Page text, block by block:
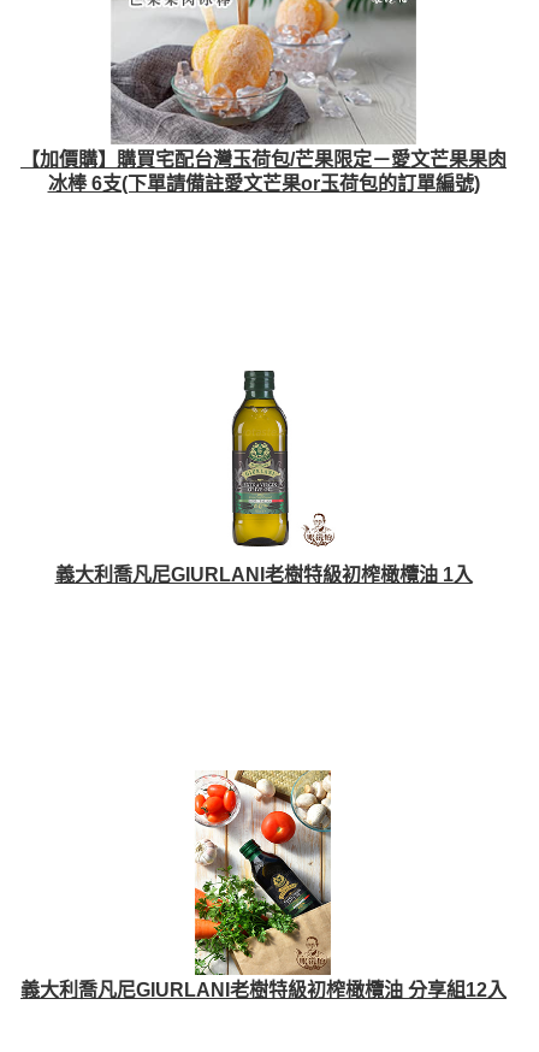
【加價購】購買宅配台灣玉荷包/芒果限定－愛文芒果果肉
冰棒 6支(下單請備註愛文芒果or玉荷包的訂單編號)
義大利喬凡尼GIURLANI老樹特級初榨橄欖油 1入
義大利喬凡尼GIURLANI老樹特級初榨橄欖油 分享組12入